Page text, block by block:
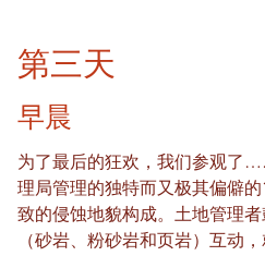
第三天
早晨
为了最后的狂欢，我们参观了
理局管理的独特而又极其偏僻
致的侵蚀地貌构成。土地管理
（砂岩、粉砂岩和页岩）互动